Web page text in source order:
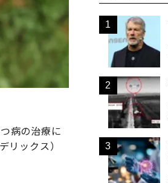
病の治療に
ックス）